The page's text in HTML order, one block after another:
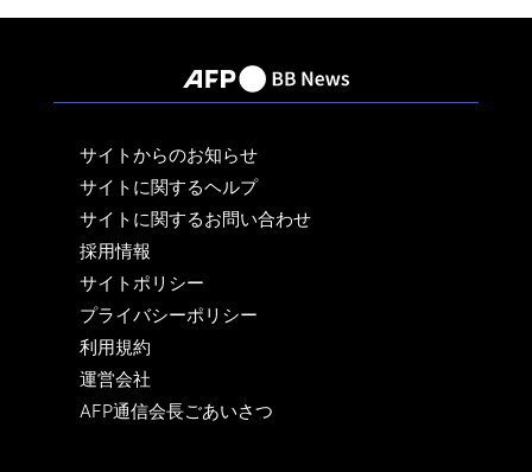
サイトからのお知らせ
サイトに関するヘルプ
サイトに関するお問い合わせ
採用情報
サイトポリシー
プライバシーポリシー
利用規約
運営会社
AFP通信会長ごあいさつ